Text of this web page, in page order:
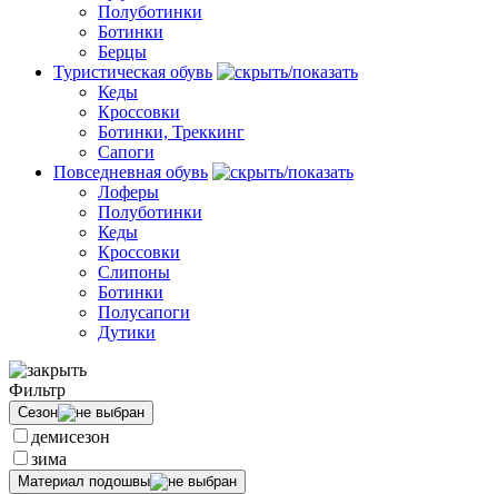
Полуботинки
Ботинки
Берцы
Туристическая обувь
Кеды
Кроссовки
Ботинки, Треккинг
Сапоги
Повседневная обувь
Лоферы
Полуботинки
Кеды
Кроссовки
Слипоны
Ботинки
Полусапоги
Дутики
Фильтр
Сезон
демисезон
зима
Материал подошвы